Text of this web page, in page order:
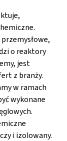
o reaktory
jest
z branży.
w ramach
wykonane
i izolowany.